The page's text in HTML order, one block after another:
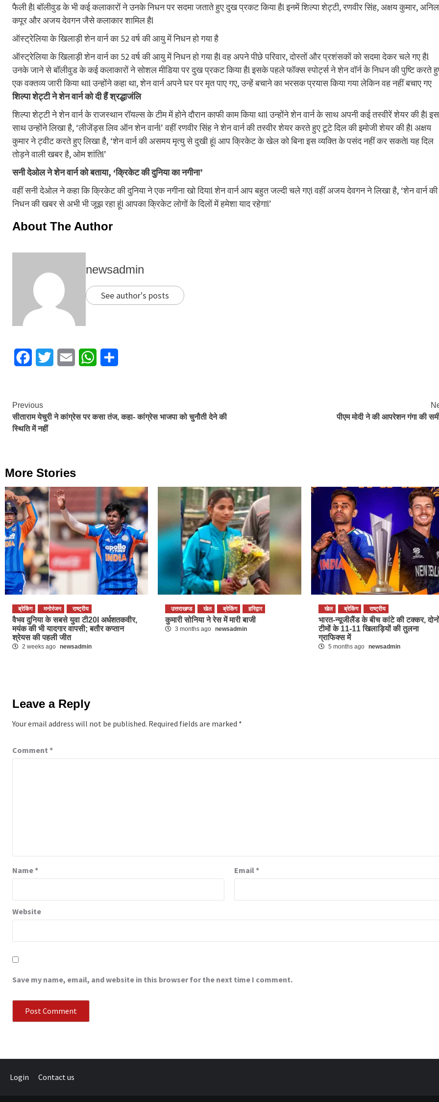
फैली हैl बॉलीवुड के भी कई कलाकारों ने उनके निधन पर सदमा जताते हुए दुख प्रकट किया हैl इनमें शिल्पा शेट्टी, रणवीर सिंह, अक्षय कुमार, अनिल
कपूर और अजय देवगन जैसे कलाकार शामिल हैl
ऑस्ट्रेलिया के खिलाड़ी शेन वार्न का 52 वर्ष की आयु में निधन हो गया है
ऑस्ट्रेलिया के खिलाड़ी शेन वार्न का 52 वर्ष की आयु में निधन हो गया हैl वह अपने पीछे परिवार, दोस्तों और प्रशंसकों को सदमा देकर चले गए हैl
उनके जाने से बॉलीवुड के कई कलाकारों ने सोशल मीडिया पर दुख प्रकट किया हैl इसके पहले फॉक्स स्पोर्ट्स ने शेन वॉर्न के निधन की पुष्टि करते
एक वक्तव्य जारी किया थाl उन्होंने कहा था, शेन वार्न अपने घर पर मृत पाए गए, उन्हें बचाने का भरसक प्रयास किया गया लेकिन वह नहीं बचाए गए
शिल्पा शेट्टी ने शेन वार्न को दी हैं श्रद्धाजंलि
शिल्पा शेट्टी ने शेन वार्न के राजस्थान रॉयल्स के टीम में होने दौरान काफी काम किया थाl उन्होंने शेन वार्न के साथ अपनी कई तस्वीरें शेयर की हैl
साथ उन्होंने लिखा है, ‘लीजेंड्स लिव ऑन शेन वार्नl’ वहीं रणवीर सिंह ने शेन वार्न की तस्वीर शेयर करते हुए टूटे दिल की इमोजी शेयर की हैl अक्षय
कुमार ने ट्वीट करते हुए लिखा है, ‘शेन वार्न की असमय मृत्यु से दुखी हूंl आप क्रिकेट के खेल को बिना इस व्यक्ति के पसंद नहीं कर सकतेl यह दिल
तोड़ने वाली खबर है, ओम शांतिl’
सनी देओल ने शेन वार्न को बताया, ‘क्रिकेट की दुनिया का नगीना’
वहीं सनी देओल ने कहा कि क्रिकेट की दुनिया ने एक नगीना खो दियाl शेन वार्न आप बहुत जल्दी चले गएl वहीं अजय देवगन ने लिखा है, ‘शेन वार्न की
निधन की खबर से अभी भी जूझ रहा हूंl आपका क्रिकेट लोगों के दिलों में हमेशा याद रहेगाl’
About The Author
newsadmin
See author's posts
FacebookTwitter Email WhatsApp
Continue
Reading
Previous
सीताराम येचुरी ने कांग्रेस पर कसा तंज, कहा- कांग्रेस भाजपा को चुनौती देने की
स्थिति में नहीं
पीएम मोदी ने की आपरेशन गंगा की
More Stories
ब्रेकिंग मनोरंजन राष्ट्रीय
वैभव दुनिया के सबसे युवा टी20I अर्धशतकवीर,
मयंक की भी यादगार वापसी; बतौर कप्तान
श्रेयस की पहली जीत
2 weeks ago newsadmin
उत्तराखण्ड खेल ब्रेकिंग हरिद्वार
कुमारी सोनिया ने रेस में मारी बाजी
3 months ago newsadmin
खेल ब्रेकिंग राष्ट्रीय
भारत-न्यूजीलैंड के बीच कांटे की टक्कर,
टीमों के 11-11 खिलाड़ियों की तुलना
ग्राफिक्स में
5 months ago newsadmin
Leave a Reply
Your email address will not be published. Required fields are marked *
Comment *
Name* Email*
Website
Save my name, email, and website in this browser for the next time I comment.
Login Contact us